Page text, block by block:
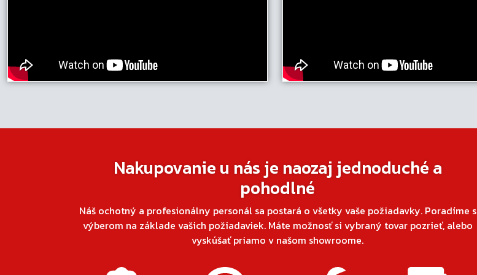
Nakupovanie u nás je naozaj jednoduché a
pohodlné
Náš ochotný a profesionálny personál sa postará o všetky vaše požiadavky. Poradíme s
výberom na základe vašich požiadaviek. Máte možnosť si vybraný tovar pozrieť, alebo
vyskúšať priamo v našom showroome.